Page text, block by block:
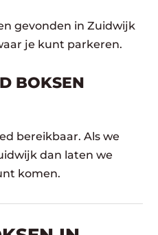
gevonden in Zuidwijk
je kunt parkeren.
BOKSEN
bereikbaar. Als we
dan laten we
komen.